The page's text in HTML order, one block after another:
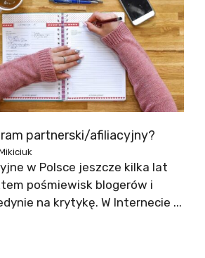
partnerski/afiliacyjny?
w Polsce jeszcze kilka lat
pośmiewisk blogerów i
na krytykę. W Internecie ...